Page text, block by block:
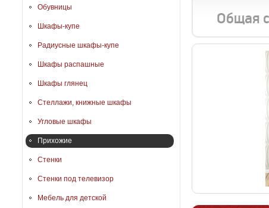
Обувницы
Шкафы-купе
Радиусные шкафы-купе
Шкафы распашные
Шкафы глянец
Стеллажи, книжные шкафы
Угловые шкафы
Прихожие
Стенки
Стенки под телевизор
Мебель для детской
Общая